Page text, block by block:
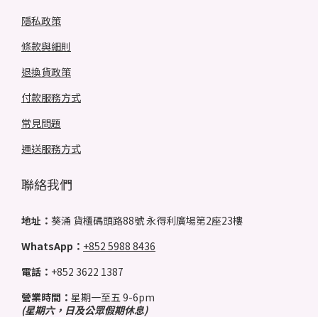
隱私政策
條款與細則
退換貨政策
付款服務方式
常見問題
運送服務方式
聯絡我們
地址： 葵涌 貨櫃碼頭路88號 永得利廣場第2座23樓
WhatsApp： +852 5988 8436
電話： +852 3622 1387
營業時間： 星期一至五 9-6pm
(星期六，日及公眾假期休息)